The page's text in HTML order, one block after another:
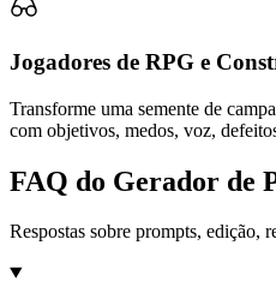
Jogadores de RPG e
Transforme uma semente de
com objetivos, medos, voz,
FAQ do Gerador de
Respostas sobre prompts, edição,